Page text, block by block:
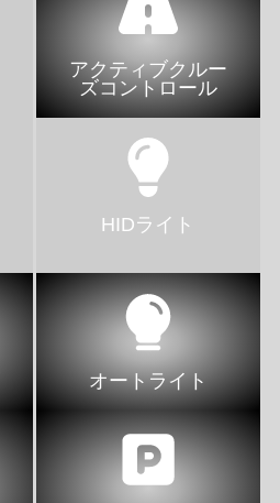
アクティブクルー
ズコントロール
HIDライト
オートライト